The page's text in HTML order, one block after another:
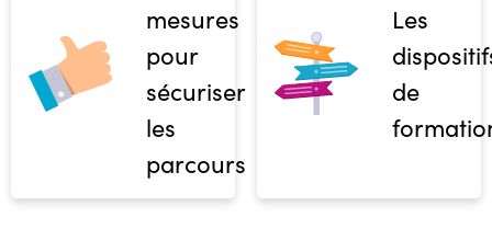
mesures
pour
sécuriser
les
parcours
Les
de